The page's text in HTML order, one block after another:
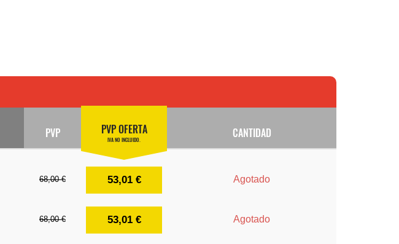
PVP PVP OFERTA
IVA NO INCLUIDO. CANTIDAD
68,00 € 53,01 € Agotado
68,00 € 53,01 € Agotado